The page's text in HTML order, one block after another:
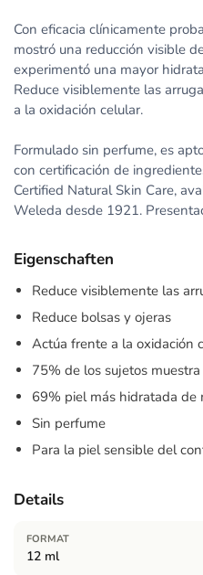
Con eficacia clínicamente
mostró una reducción visible
experimentó una mayor
Reduce visiblemente las
a la oxidación celular.
Formulado sin perfume, es
con certificación de
Certified Natural Skin Care,
Weleda desde 1921.
Eigenschaften
Reduce visiblemente las
Reduce bolsas y ojeras
Actúa frente a la oxidación
75% de los sujetos
69% piel más hidratada de
Sin perfume
Para la piel sensible del
Details
FORMAT
12 ml